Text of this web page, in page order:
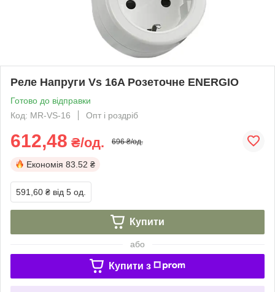
Реле Напруги Vs 16A Розеточне ENERGIO
Готово до відправки
Код: MR-VS-16
Опт і роздріб
612,48 ₴/од. 696 ₴/од.
Економія 83.52 ₴
591,60 ₴ від 5 од.
Купити
або
Купити з